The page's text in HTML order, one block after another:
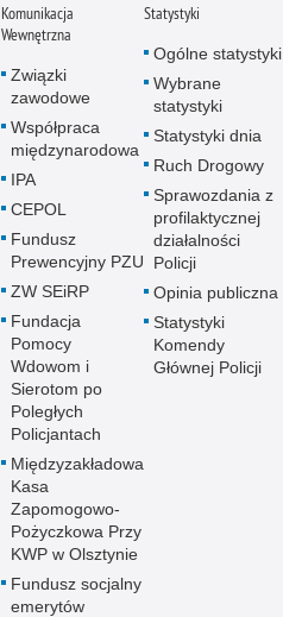
Komunikacja
Wewnętrzna
Związki
zawodowe
Współpraca
międzynarodowa
IPA
CEPOL
Fundusz
Prewencyjny PZU
ZW SEiRP
Fundacja
Pomocy
Wdowom i
Sierotom po
Poległych
Policjantach
Międzyzakładowa
Kasa
Zapomogowo-
Pożyczkowa Przy
KWP w Olsztynie
Fundusz socjalny
emerytów
Statystyki
Ogólne statystyki
Wybrane
statystyki
Statystyki dnia
Ruch Drogowy
Sprawozdania z
profilaktycznej
działalności
Policji
Opinia publiczna
Statystyki
Komendy
Głównej Policji